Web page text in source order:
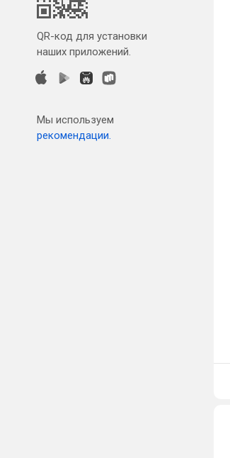
QR-код для установки
наших приложений.
Мы используем
рекомендации.